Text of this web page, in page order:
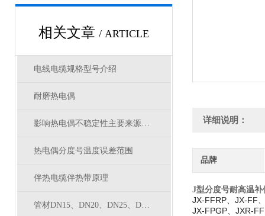
相关文章 / ARTICLE
电线电缆规格型号介绍
耐磨热电偶
影响热电偶不稳定性主要来源是什么呢
热电偶分度号温度误差范围
伴热电缆伴热带原理
管材DN15、DN20、DN25、DN32、DN40、DN50对应外径
详细说明：
品牌
J型分度号耐高温
JX-FFRP、JX-FF
JX-FPGP、JXR-